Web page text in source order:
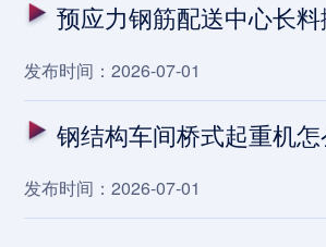
预应力钢筋配送中心长
发布时间：2026-07-01
钢结构车间桥式起重机
发布时间：2026-07-01